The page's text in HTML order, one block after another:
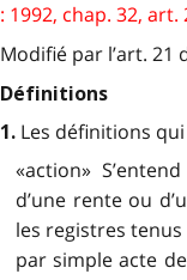
: 1992, chap. 32, art.
Modifié par l’art. 21
Définitions
1. Les définitions
«action»
d’une rente ou
les registres
par simple acte